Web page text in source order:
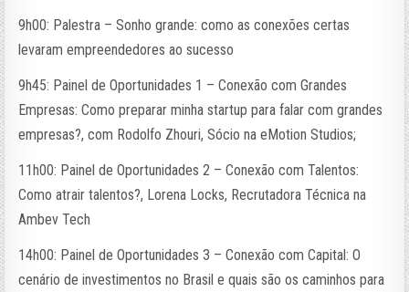
9h00: Palestra – Sonho grande: como as conexões certas
levaram empreendedores ao sucesso
9h45: Painel de Oportunidades 1 – Conexão com Grandes
Empresas: Como preparar minha startup para falar com grandes
empresas?, com Rodolfo Zhouri, Sócio na eMotion Studios;
11h00: Painel de Oportunidades 2 – Conexão com Talentos:
Como atrair talentos?, Lorena Locks, Recrutadora Técnica na
Ambev Tech
14h00: Painel de Oportunidades 3 – Conexão com Capital: O
cenário de investimentos no Brasil e quais são os caminhos para